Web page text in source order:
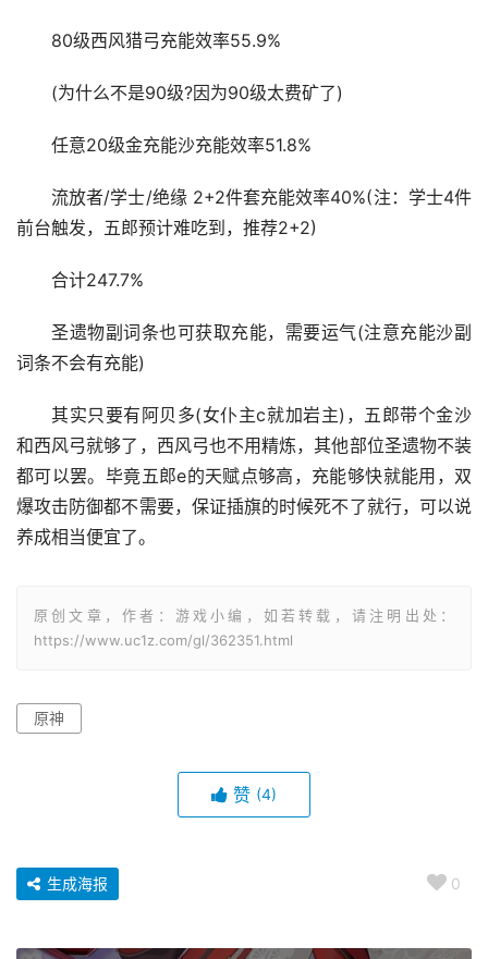
80级西风猎弓充能效率55.9%
(为什么不是90级?因为90级太费矿了)
任意20级金充能沙充能效率51.8%
流放者/学士/绝缘 2+2件套充能效率40%(注：学士4件
前台触发，五郎预计难吃到，推荐2+2)
合计247.7%
圣遗物副词条也可获取充能，需要运气(注意充能沙副
词条不会有充能)
其实只要有阿贝多(女仆主c就加岩主)，五郎带个金沙
和西风弓就够了，西风弓也不用精炼，其他部位圣遗物不装
都可以罢。毕竟五郎e的天赋点够高，充能够快就能用，双
爆攻击防御都不需要，保证插旗的时候死不了就行，可以说
养成相当便宜了。
原创文章，作者：游戏小编，如若转载，请注明出处：
https://www.uc1z.com/gl/362351.html
原神
赞 (4)
0
生成海报